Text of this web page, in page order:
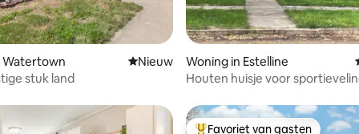
van 5 uit 5, 49 recensies
Watertown Nieuwe accommodatie
Nieuw
stuk land
Woning in Estelline
Houten huisje voor
Favoriet van gasten